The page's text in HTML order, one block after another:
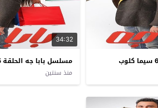
34:32
مسلسل بابا جه الحلقة 5 سيما كلوب
منذ سنتين